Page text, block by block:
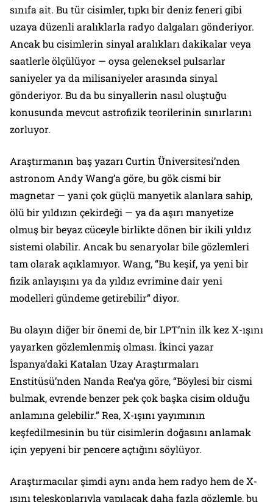
sınıfa ait. Bu tür cisimler, tıpkı bir deniz feneri gibi
uzaya düzenli aralıklarla radyo dalgaları gönderiyor.
Ancak bu cisimlerin sinyal aralıkları dakikalar veya
saatlerle ölçülüyor — oysa geleneksel pulsarlar
saniyeler ya da milisaniyeler arasında sinyal
gönderiyor. Bu da bu sinyallerin nasıl oluştuğu
konusunda mevcut astrofizik teorilerinin sınırlarını
zorluyor.
Araştırmanın baş yazarı Curtin Üniversitesi’nden
astronom Andy Wang’a göre, bu gök cismi bir
magnetar — yani çok güçlü manyetik alanlara sahip,
ölü bir yıldızın çekirdeği — ya da aşırı manyetize
olmuş bir beyaz cüceyle birlikte dönen bir ikili yıldız
sistemi olabilir. Ancak bu senaryolar bile gözlemleri
tam olarak açıklamıyor. Wang, “Bu keşif, ya yeni bir
fizik anlayışını ya da yıldız evrimine dair yeni
modelleri gündeme getirebilir” diyor.
Bu olayın diğer bir önemi de, bir LPT’nin ilk kez X-ışını
yayarken gözlemlenmiş olması. İkinci yazar
İspanya’daki Katalan Uzay Araştırmaları
Enstitüsü’nden Nanda Rea’ya göre, “Böylesi bir cismi
bulmak, evrende benzer pek çok başka cisim olduğu
anlamına gelebilir.” Rea, X-ışını yayımının
keşfedilmesinin bu tür cisimlerin doğasını anlamak
için yepyeni bir pencere açtığını söylüyor.
Araştırmacılar şimdi aynı anda hem radyo hem de X-
ışını teleskoplarıyla yapılacak daha fazla gözlemle, bu